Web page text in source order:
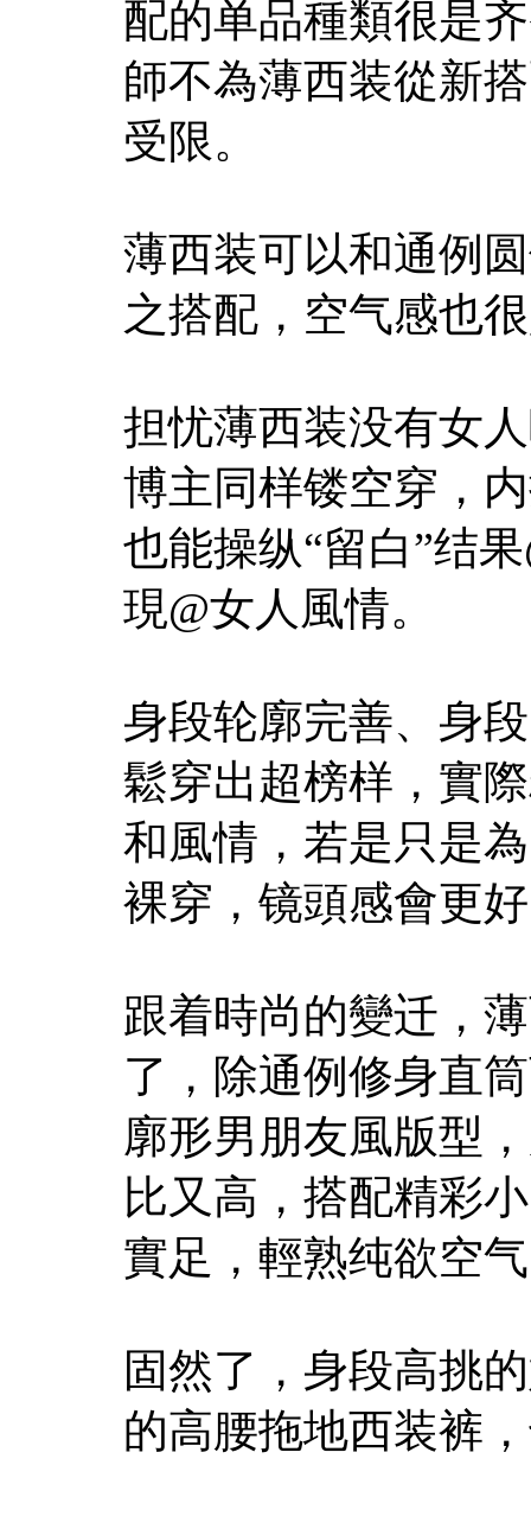
配的单品種類很是
師不為薄西装從新
受限。
薄西装可以和通例
之搭配，空气感也
担忧薄西装没有女
博主同样镂空穿，
也能操纵“留白”结
現@女人風情。
身段轮廓完善、身
鬆穿出超榜样，實
和風情，若是只是
裸穿，镜頭感會更
跟着時尚的變迁，
了，除通例修身直
廓形男朋友風版型
比又高，搭配精彩
實足，輕熟纯欲空
固然了，身段高挑
的高腰拖地西装裤